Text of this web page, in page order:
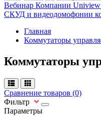
Вебинар Компании
СКУД и видеодомофонии
Главная
Коммутаторы
Коммутаторы
Сравнение товаров (0)
Фильтр
Параметры